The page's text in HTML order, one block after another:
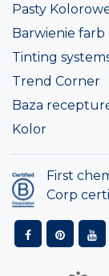
Pasty
Barwienie farb
Tinting
Trend Corner
Baza
Kolor
First
Corp